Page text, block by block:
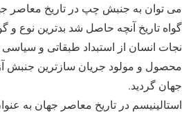
می توان به جنبش چپ در تاریخ معاصر
گواه تاریخ آنچه حاصل شد بدترین نوع و
نجات انسان از استبداد طبقاتی و سیاسی
محصول و مولود جریان سازترین جنبش
جهان گردید.
استالینیسم در تاریخ معاصر جهان به